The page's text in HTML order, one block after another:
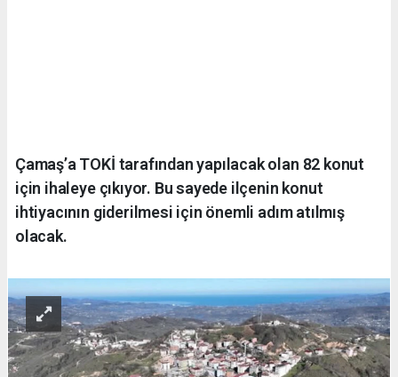
Çamaş’a TOKİ tarafından yapılacak olan 82 konut
için ihaleye çıkıyor. Bu sayede ilçenin konut
ihtiyacının giderilmesi için önemli adım atılmış
olacak.